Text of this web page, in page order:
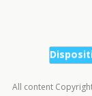
All content